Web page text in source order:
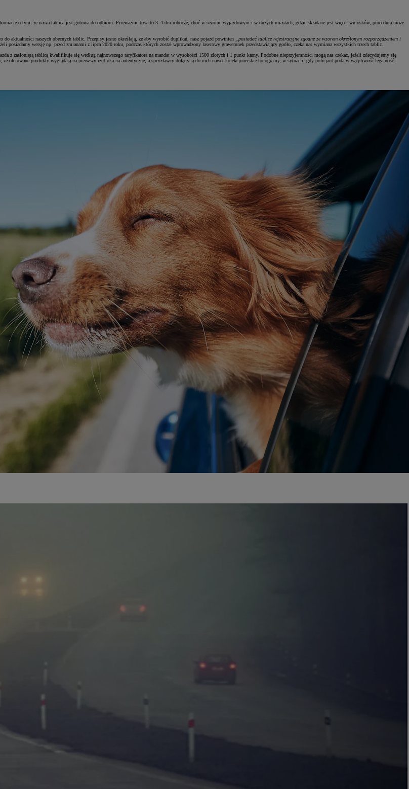
o tym, że nasza tablica jest gotowa do odbioru. Przeważnie trwa to 3–4 dni robocze, choć w sezonie wyjazdowym i w dużych miastach, gdzie składane jest więcej wniosków, procedura może
aktualności naszych obecnych tablic. Przepisy jasno określają, że aby wyrobić duplikat, nasz pojazd powinien
„posiadać tablice rejestracyjne zgodne ze wzorem określonym rozporządzeniem i
posiadamy wersję np. przed zmianami z lipca 2020 roku, podczas których został wprowadzony laserowy grawerunek przedstawiający godło, czeka nas wymiana wszystkich trzech tablic.
z zasłoniętą tablicą kwalifikuje się według najnowszego taryfikatora na mandat w wysokości 1500 złotych i 1 punkt karny. Podobne nieprzyjemności mogą nas czekać, jeżeli zdecydujemy się
oferowane produkty wyglądają na pierwszy rzut oka na autentyczne, a sprzedawcy dołączają do nich nawet kolekcjonerskie hologramy, w sytuacji, gdy policjant poda w wątpliwość legalność